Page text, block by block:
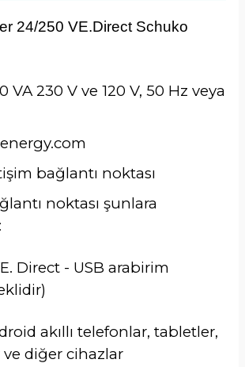
24/250 VE.Direct Schuko
VA 230 V ve 120 V, 50 Hz veya
bağlantı noktası
noktası şunlara
Direct - USB arabirim
akıllı telefonlar, tabletler,
diğer cihazlar